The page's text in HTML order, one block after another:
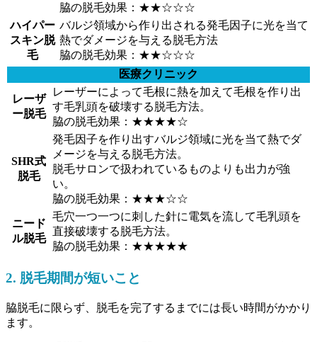
脇の脱毛効果：★★☆☆☆
ハイパー
スキン脱
毛
バルジ領域から作り出される発毛因子に光を当て
熱でダメージを与える脱毛方法
脇の脱毛効果：★★☆☆☆
医療クリニック
レーザ
ー脱毛
レーザーによって毛根に熱を加えて毛根を作り出
す毛乳頭を破壊する脱毛方法。
脇の脱毛効果：★★★★☆
SHR式
脱毛
発毛因子を作り出すバルジ領域に光を当て熱でダ
メージを与える脱毛方法。
脱毛サロンで扱われているものよりも出力が強
い。
脇の脱毛効果：★★★☆☆
ニード
ル脱毛
毛穴一つ一つに刺した針に電気を流して毛乳頭を
直接破壊する脱毛方法。
脇の脱毛効果：★★★★★
2. 脱毛期間が短いこと
脇脱毛に限らず、脱毛を完了するまでには長い時間がかかり
ます。